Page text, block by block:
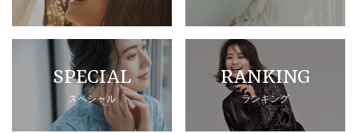
SPECIAL
スペシャル
RANKING
ランキング